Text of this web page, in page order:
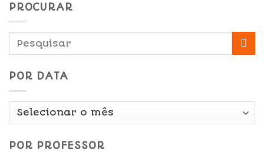
PROCURAR
POR DATA
Por
POR PROFESSOR